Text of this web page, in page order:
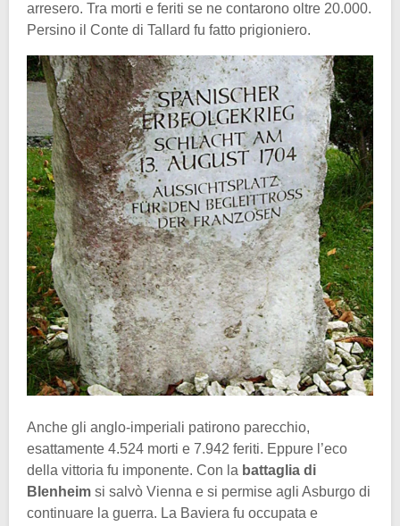
arresero. Tra morti e feriti se ne contarono oltre 20.000.
Persino il Conte di Tallard fu fatto prigioniero.
Anche gli anglo-imperiali patirono parecchio,
esattamente 4.524 morti e 7.942 feriti. Eppure l’eco
della vittoria fu imponente. Con la battaglia di
Blenheim si salvò Vienna e si permise agli Asburgo di
continuare la guerra. La Baviera fu occupata e